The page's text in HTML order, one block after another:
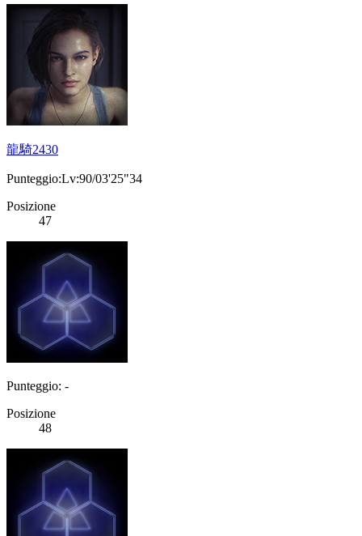
龍騎2430
Punteggio:Lv:90/03'25"34
Posizione
47
Punteggio: -
Posizione
48